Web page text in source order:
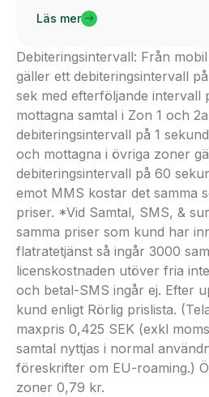
Läs mer
Debiteringsintervall: Från
gäller ett debiteringsintervall
sek med efterföljande intervall
mottagna samtal i Zon 1 och
debiteringsintervall på 1
och mottagna i övriga zoner
debiteringsintervall på 60
emot MMS kostar det samma
priser. *Vid Samtal, SMS, &
samma priser som kund har
flatratetjänst så ingår 3000
licenskostnaden utöver fria
och betal-SMS ingår ej. Efter
kund enligt Rörlig prislista.
maxpris 0,425 SEK (exkl
samtal nyttjas i normal
föreskrifter om EU-roaming.)
zoner 0,79 kr.